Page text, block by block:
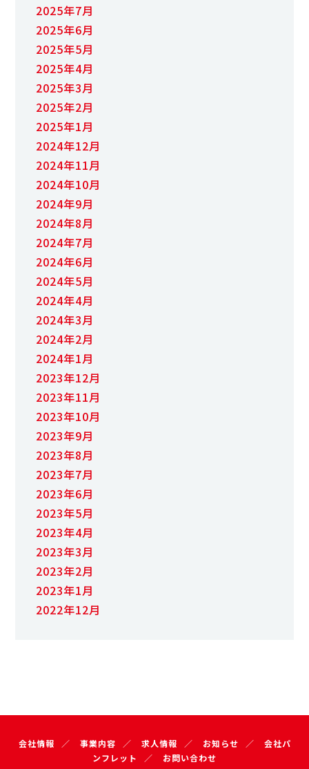
2025年7月
2025年6月
2025年5月
2025年4月
2025年3月
2025年2月
2025年1月
2024年12月
2024年11月
2024年10月
2024年9月
2024年8月
2024年7月
2024年6月
2024年5月
2024年4月
2024年3月
2024年2月
2024年1月
2023年12月
2023年11月
2023年10月
2023年9月
2023年8月
2023年7月
2023年6月
2023年5月
2023年4月
2023年3月
2023年2月
2023年1月
2022年12月
会社情報 事業内容 求人情報 お知らせ
会社パ
ンフレット
お問い合わせ